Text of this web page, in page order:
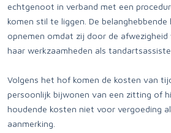
echtgenoot in verband met een
komen stil te liggen. De
opnemen omdat zij door de
haar werkzaamheden als
Volgens het hof komen de kosten van
persoonlijk bijwonen van een zitting of
houdende kosten niet voor vergoeding
aanmerking.